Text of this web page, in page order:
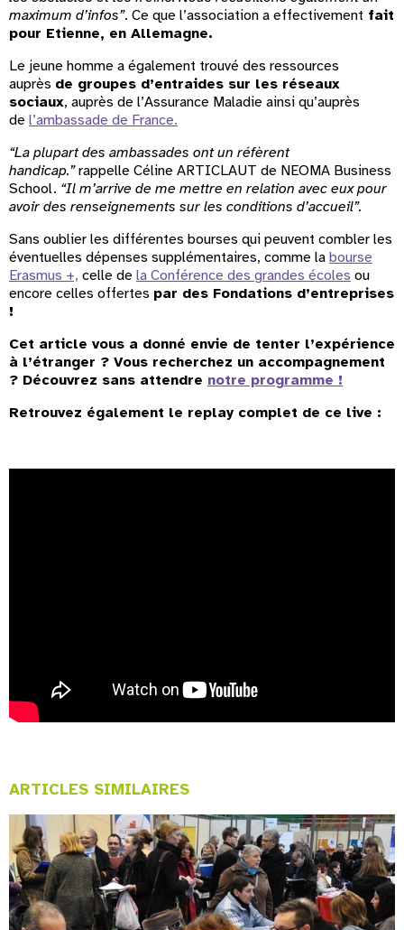
maximum d’infos”. Ce que l’association a effectivement fait
pour Etienne, en Allemagne.
Le jeune homme a également trouvé des ressources
auprès de groupes d’entraides sur les réseaux
sociaux, auprès de l’Assurance Maladie ainsi qu’auprès
de l’ambassade de France.
“La plupart des ambassades ont un réfèrent
handicap.”rappelle Céline ARTICLAUT de NEOMA Business
School. “Il m’arrive de me mettre en relation avec eux pour
avoir des renseignements sur les conditions d’accueil”.
Sans oublier les différentes bourses qui peuvent combler les
éventuelles dépenses supplémentaires, comme la bourse
Erasmus +, celle de la Conférence des grandes écoles ou
encore celles offertes par des Fondations d’entreprises
!
Cet article vous a donné envie de tenter l’expérience
à l’étranger ? Vous recherchez un accompagnement
? Découvrez sans attendre notre programme !
Retrouvez également le replay complet de ce live :
ARTICLES SIMILAIRES